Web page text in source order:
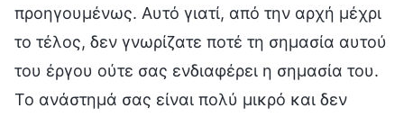
προηγουμένως. Αυτό γιατί, από την αρχή μέχρι
το τέλος, δεν γνωρίζατε ποτέ τη σημασία αυτού
του έργου ούτε σας ενδιαφέρει η σημασία του.
Το ανάστημά σας είναι πολύ μικρό και δεν